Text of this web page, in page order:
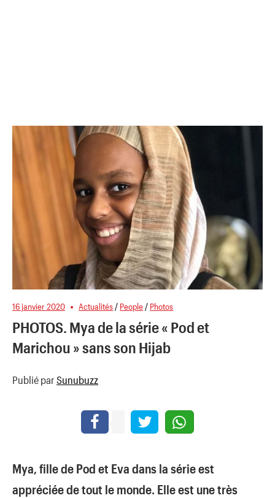
16 janvier 2020 Actualités/ People/ Photos
PHOTOS. Mya de la série « Pod et
Marichou » sans son Hijab
Publié par Sunubuzz
Mya, fille de Pod et Eva dans la série est
appréciée de tout le monde. Elle est une très